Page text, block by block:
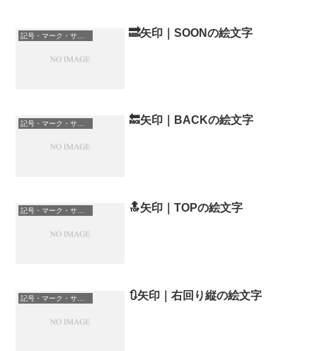
記号・マーク・サイン 🔜矢印｜SOONの絵文字
記号・マーク・サイン 🔙矢印｜BACKの絵文字
記号・マーク・サイン 🔝矢印｜TOPの絵文字
記号・マーク・サイン 🔃矢印｜右回り縦の絵文字